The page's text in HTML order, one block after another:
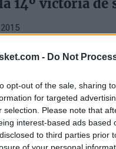
- Do Not
opt-out of the sale, sharing
for targeted
selection. Please note that
interest-based ads
to third parties prior
14º victoria de
que vaya a
que no piensa todavía en